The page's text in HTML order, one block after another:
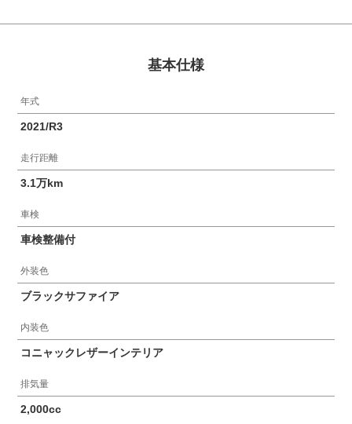
基本仕様
年式
2021/R3
走行距離
3.1万km
車検
車検整備付
外装色
ブラックサファイア
内装色
コニャックレザーインテリア
排気量
2,000cc